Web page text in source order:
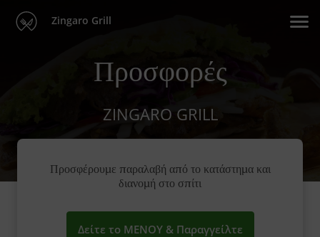
Zingaro Grill
Προσφορές
ZINGARO GRILL
Προσφέρουμε παραλαβή από το κατάστημα και
διανομή στο σπίτι
Δείτε το ΜΕΝΟΥ & Παραγγείλτε